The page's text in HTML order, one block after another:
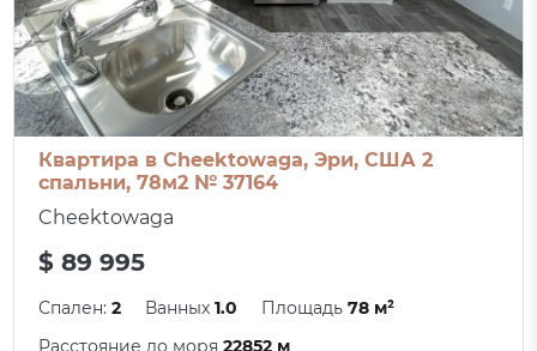
Квартира в Cheektowaga, Эри, США 2
спальни, 78м2 № 37164
Cheektowaga
$ 89 995
Спален:2 Ванных1.0 Площадь78 м²
Расстояние до моря22852 м